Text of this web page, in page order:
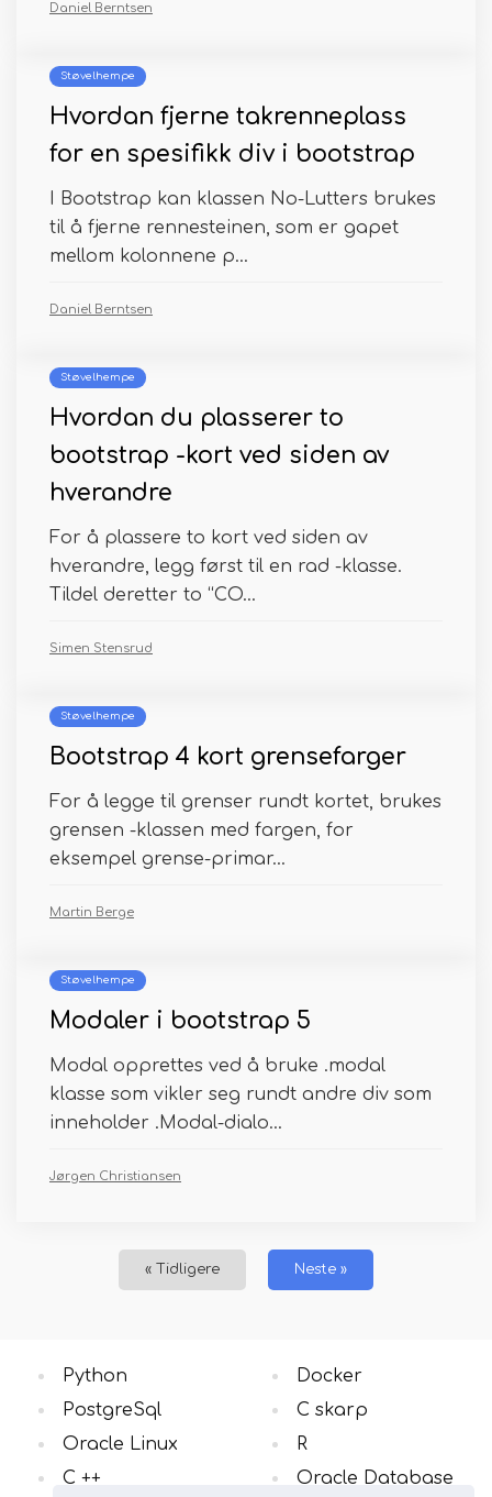
Daniel Berntsen
Støvelhempe
Hvordan fjerne takrenneplass
for en spesifikk div i bootstrap
I Bootstrap kan klassen No-Lutters brukes
til å fjerne rennesteinen, som er gapet
mellom kolonnene p...
Daniel Berntsen
Støvelhempe
Hvordan du plasserer to
bootstrap -kort ved siden av
hverandre
For å plassere to kort ved siden av
hverandre, legg først til en rad -klasse.
Tildel deretter to “CO...
Simen Stensrud
Støvelhempe
Bootstrap 4 kort grensefarger
For å legge til grenser rundt kortet, brukes
grensen -klassen med fargen, for
eksempel grense-primar...
Martin Berge
Støvelhempe
Modaler i bootstrap 5
Modal opprettes ved å bruke .modal
klasse som vikler seg rundt andre div som
inneholder .Modal-dialo...
Jørgen Christiansen
« Tidligere Neste »
Python
PostgreSql
Oracle Linux
C ++
Docker
C skarp
R
Oracle Database